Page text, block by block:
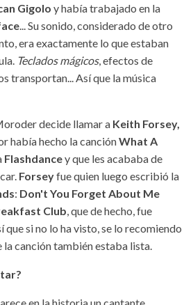
Gigolo y había trabajado en la
... Su sonido, considerado de otro
era exactamente lo que estaban
Teclados mágicos, efectos de
transportan... Así que la música
decide llamar a Keith Forsey,
había hecho la canciónWhat A
Flashdancey que les acababa de
Forseyfue quien luego escribió la
: Don't You Forget About Me
Club , que de hecho, fue
que si no lo ha visto, se lo recomiendo
la canción también estaba lista.
en la historia un cantante